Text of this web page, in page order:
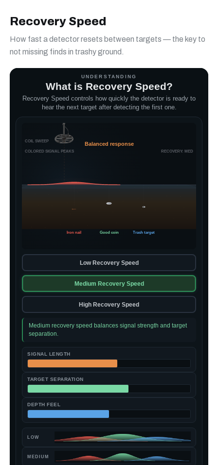
Recovery Speed
How fast a detector resets between targets — the key to
not missing finds in trashy ground.